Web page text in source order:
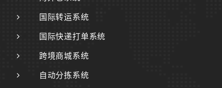
国际转运系统
国际快递打单系统
跨境商城系统
自动分拣系统